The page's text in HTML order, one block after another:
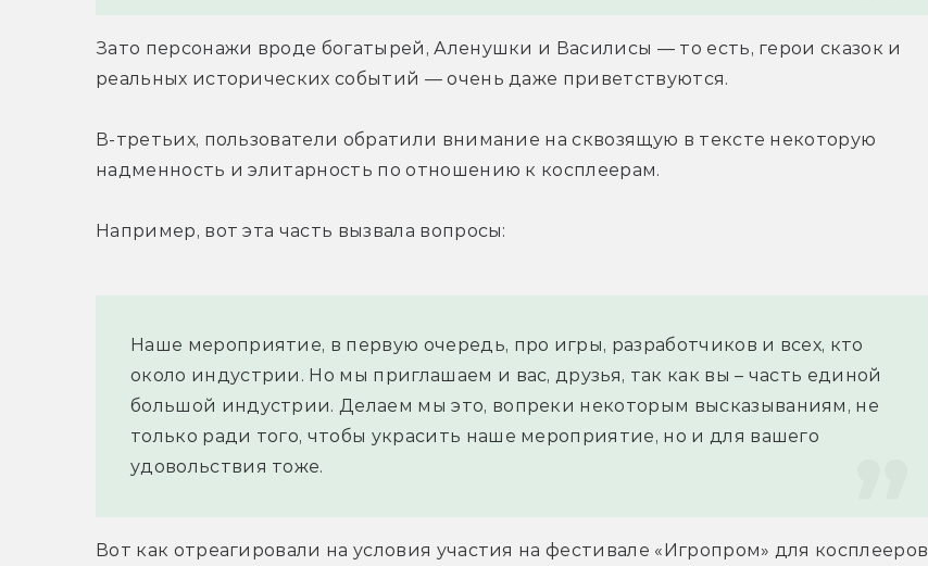
Зато персонажи вроде богатырей, Аленушки и Василисы — то есть, герои сказок и
реальных исторических событий — очень даже приветствуются.
В-третьих, пользователи обратили внимание на сквозящую в тексте некоторую
надменность и элитарность по отношению к косплеерам.
Например, вот эта часть вызвала вопросы:
Наше мероприятие, в первую очередь, про игры, разработчиков и всех, кто
около индустрии. Но мы приглашаем и вас, друзья, так как вы – часть единой
большой индустрии. Делаем мы это, вопреки некоторым высказываниям, не
только ради того, чтобы украсить наше мероприятие, но и для вашего
удовольствия тоже.
Вот как отреагировали на условия участия на фестивале «Игропром» для косплееров